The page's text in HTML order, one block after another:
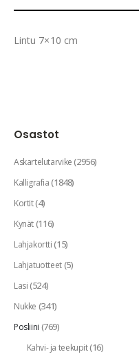
Lintu 7×10 cm
Osastot
Askartelutarvike(2956)
Kalligrafia(1848)
Kortit(4)
Kynät(116)
Lahjakortti(15)
Lahjatuotteet(5)
Lasi(524)
Nukke (341)
Posliini (769)
Kahvi- ja teekupit(16)